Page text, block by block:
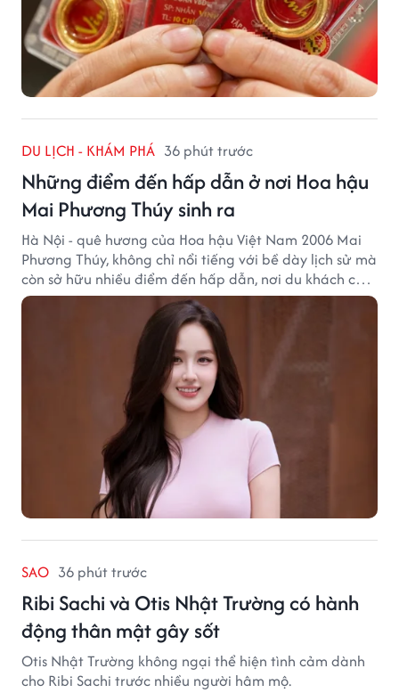
DU LỊCH - KHÁM PHÁ 36 phút trước
Những điểm đến hấp dẫn ở nơi Hoa hậu
Mai Phương Thúy sinh ra
Hà Nội - quê hương của Hoa hậu Việt Nam 2006 Mai
Phương Thúy, không chỉ nổi tiếng với bề dày lịch sử mà
còn sở hữu nhiều điểm đến hấp dẫn, nơi du khách có
thể cảm nhận trọn vẹn vẻ đẹp cổ kính xen lẫn nhịp
sống hiện đại của Thủ đô.
SAO 36 phút trước
Ribi Sachi và Otis Nhật Trường có hành
động thân mật gây sốt
Otis Nhật Trường không ngại thể hiện tình cảm dành
cho Ribi Sachi trước nhiều người hâm mộ.